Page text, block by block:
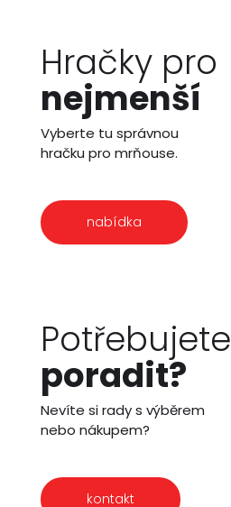
Hračky pro
nejmenší
Vyberte tu správnou
hračku pro mrňouse.
nabídka
Potřebujete
poradit?
Nevíte si rady s výběrem
nebo nákupem?
kontakt